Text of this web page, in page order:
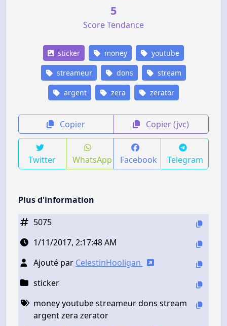
5
Score Tendance
sticker money youtube
streameur dons stream
argent zera zerator
Copier Copier (jvc)
Twitter WhatsApp Facebook Telegram
Plus d'information
5075
1/11/2017, 2:17:48 AM
Ajouté par CelestinHooligan
sticker
money youtube streameur dons stream
argent zera zerator